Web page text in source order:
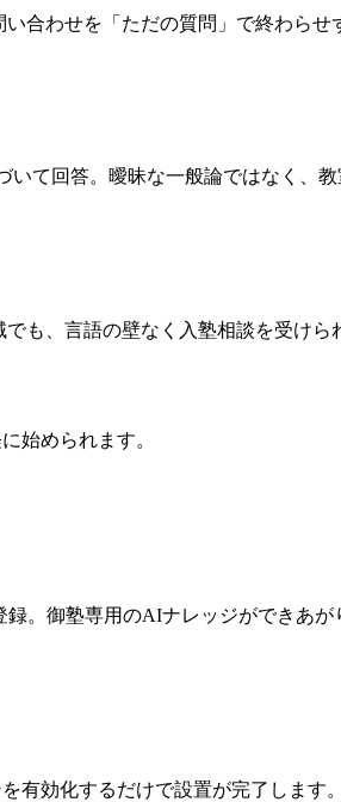
合わせを「ただの質問」で終わらせ
て回答。曖昧な一般論ではなく、
も、言語の壁なく入塾相談を受けら
始められます。
。御塾専用のAIナレッジができあが
有効化するだけで設置が完了します。